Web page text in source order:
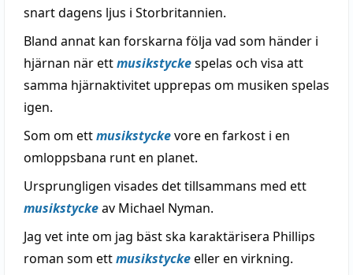
snart dagens ljus i Storbritannien.
Bland annat kan forskarna följa vad som händer i
hjärnan när ettmusikstyckespelas och visa att
samma hjärnaktivitet upprepas om musiken spelas
igen.
Som om ettmusikstyckevore en farkost i en
omloppsbana runt en planet.
Ursprungligen visades det tillsammans med ett
musikstyckeav Michael Nyman.
Jag vet inte om jag bäst ska karaktärisera Phillips
roman som ettmusikstyckeeller en virkning.